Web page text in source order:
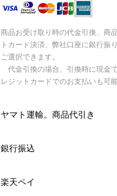
商品お受け取り時の代金引換、商
トカード決済、弊社口座に銀行振
ご選択できます。
代金引換の場合、引換時に現金
レジットカードでのお支払いも可能
ヤマト運輸。商品代引き
銀行振込
楽天ペイ